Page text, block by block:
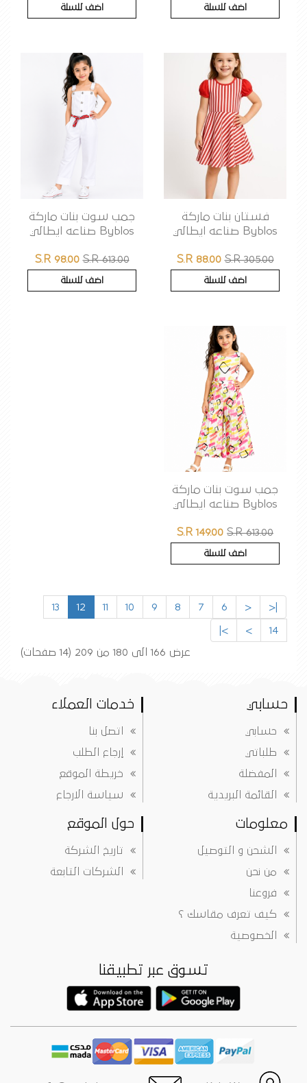
اضف للسلة اضف للسلة
فستان بنات ماركة
Byblos صناعه ايطالي
S.R 88.00 S.R 305.00
اضف للسلة
جمب سوت بنات ماركة
Byblos صناعه ايطالي
S.R 98.00 S.R 613.00
اضف للسلة
جمب سوت بنات ماركة
Byblos صناعه ايطالي
S.R 149.00 S.R 613.00
اضف للسلة
|<
<
6
7
8
9
10
11
12
13
14
>
>|
عرض 166 الى 180 من 209 (14 صفحات)
حسابي
حسابي
طلباتي
المفضلة
القائمة البريدية
خدمات العملاء
اتصل بنا
إرجاع الطلب
خريطة الموقع
سياسة الارجاع
معلومات
الشحن و التوصيل
من نحن
فروعنا
كيف تعرف مقاسك ؟
الخصوصية
حول الموقع
تاريخ الشركة
الشركات التابعة
تسوق عبر تطبيقنا